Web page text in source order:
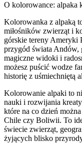
O kolorowance: alpaka
Kolorowanka z alpaką
miłośników zwierząt i
górskie tereny Ameryki
przygód świata Andów,
magiczne widoki i
możesz puścić wodze
historię z uśmiechniętą
Kolorowanie alpaki to
nauki i rozwijania
które na co dzień
Chile czy Boliwii. To
świecie zwierząt,
żyjących blisko